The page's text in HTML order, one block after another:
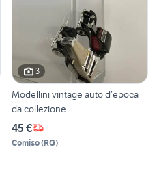
3
Modellini vintage auto d’epoca
da collezione
45 €
Comiso(RG)